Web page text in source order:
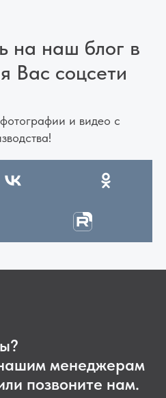
на наш блог в
Вас соцсети
и видео с
менеджерам
позвоните нам.